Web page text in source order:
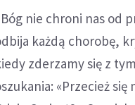
nie chroni nas od
każdą chorobę,
zderzamy się z
«Przecież